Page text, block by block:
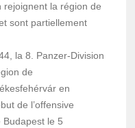
rejoignent la région de
sont partiellement
la 8. Panzer-Division
de
en
de l’offensive
le 5